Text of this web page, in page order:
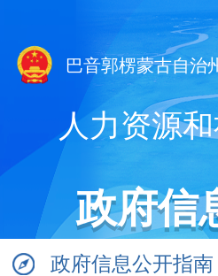
巴音郭楞蒙古自治
人力资源
政府信
政府信息公开指南